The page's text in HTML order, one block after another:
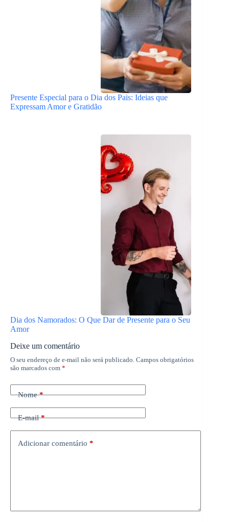
Presente Especial para o Dia dos Pais: Ideias que
Expressam Amor e Gratidão
Dia dos Namorados: O Que Dar de Presente para o Seu
Amor
Deixe um comentário
O seu endereço de e-mail não será publicado. Campos obrigatórios
são marcados com *
Nome*
E-mail*
Adicionar comentário *